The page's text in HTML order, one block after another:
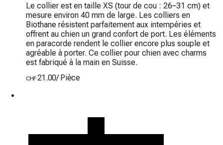
Le collier est en taille XS (tour de cou : 26–31 cm) et
mesure environ 40 mm de large. Les colliers en
Biothane résistent parfaitement aux intempéries et
offrent au chien un grand confort de port. Les éléments
en paracorde rendent le collier encore plus souple et
agréable à porter. Ce collier pour chien avec charms
est fabriqué à la main en Suisse.
CHF21.00/ Pièce